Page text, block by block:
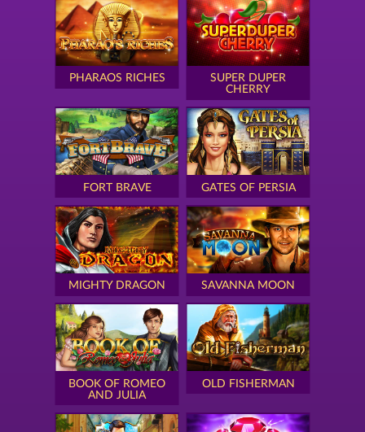
PHARAOS RICHES
SUPER DUPER
CHERRY
FORT BRAVE GATES OF PERSIA
MIGHTY DRAGON SAVANNA MOON
BOOK OF ROMEO
AND JULIA
OLD FISHERMAN